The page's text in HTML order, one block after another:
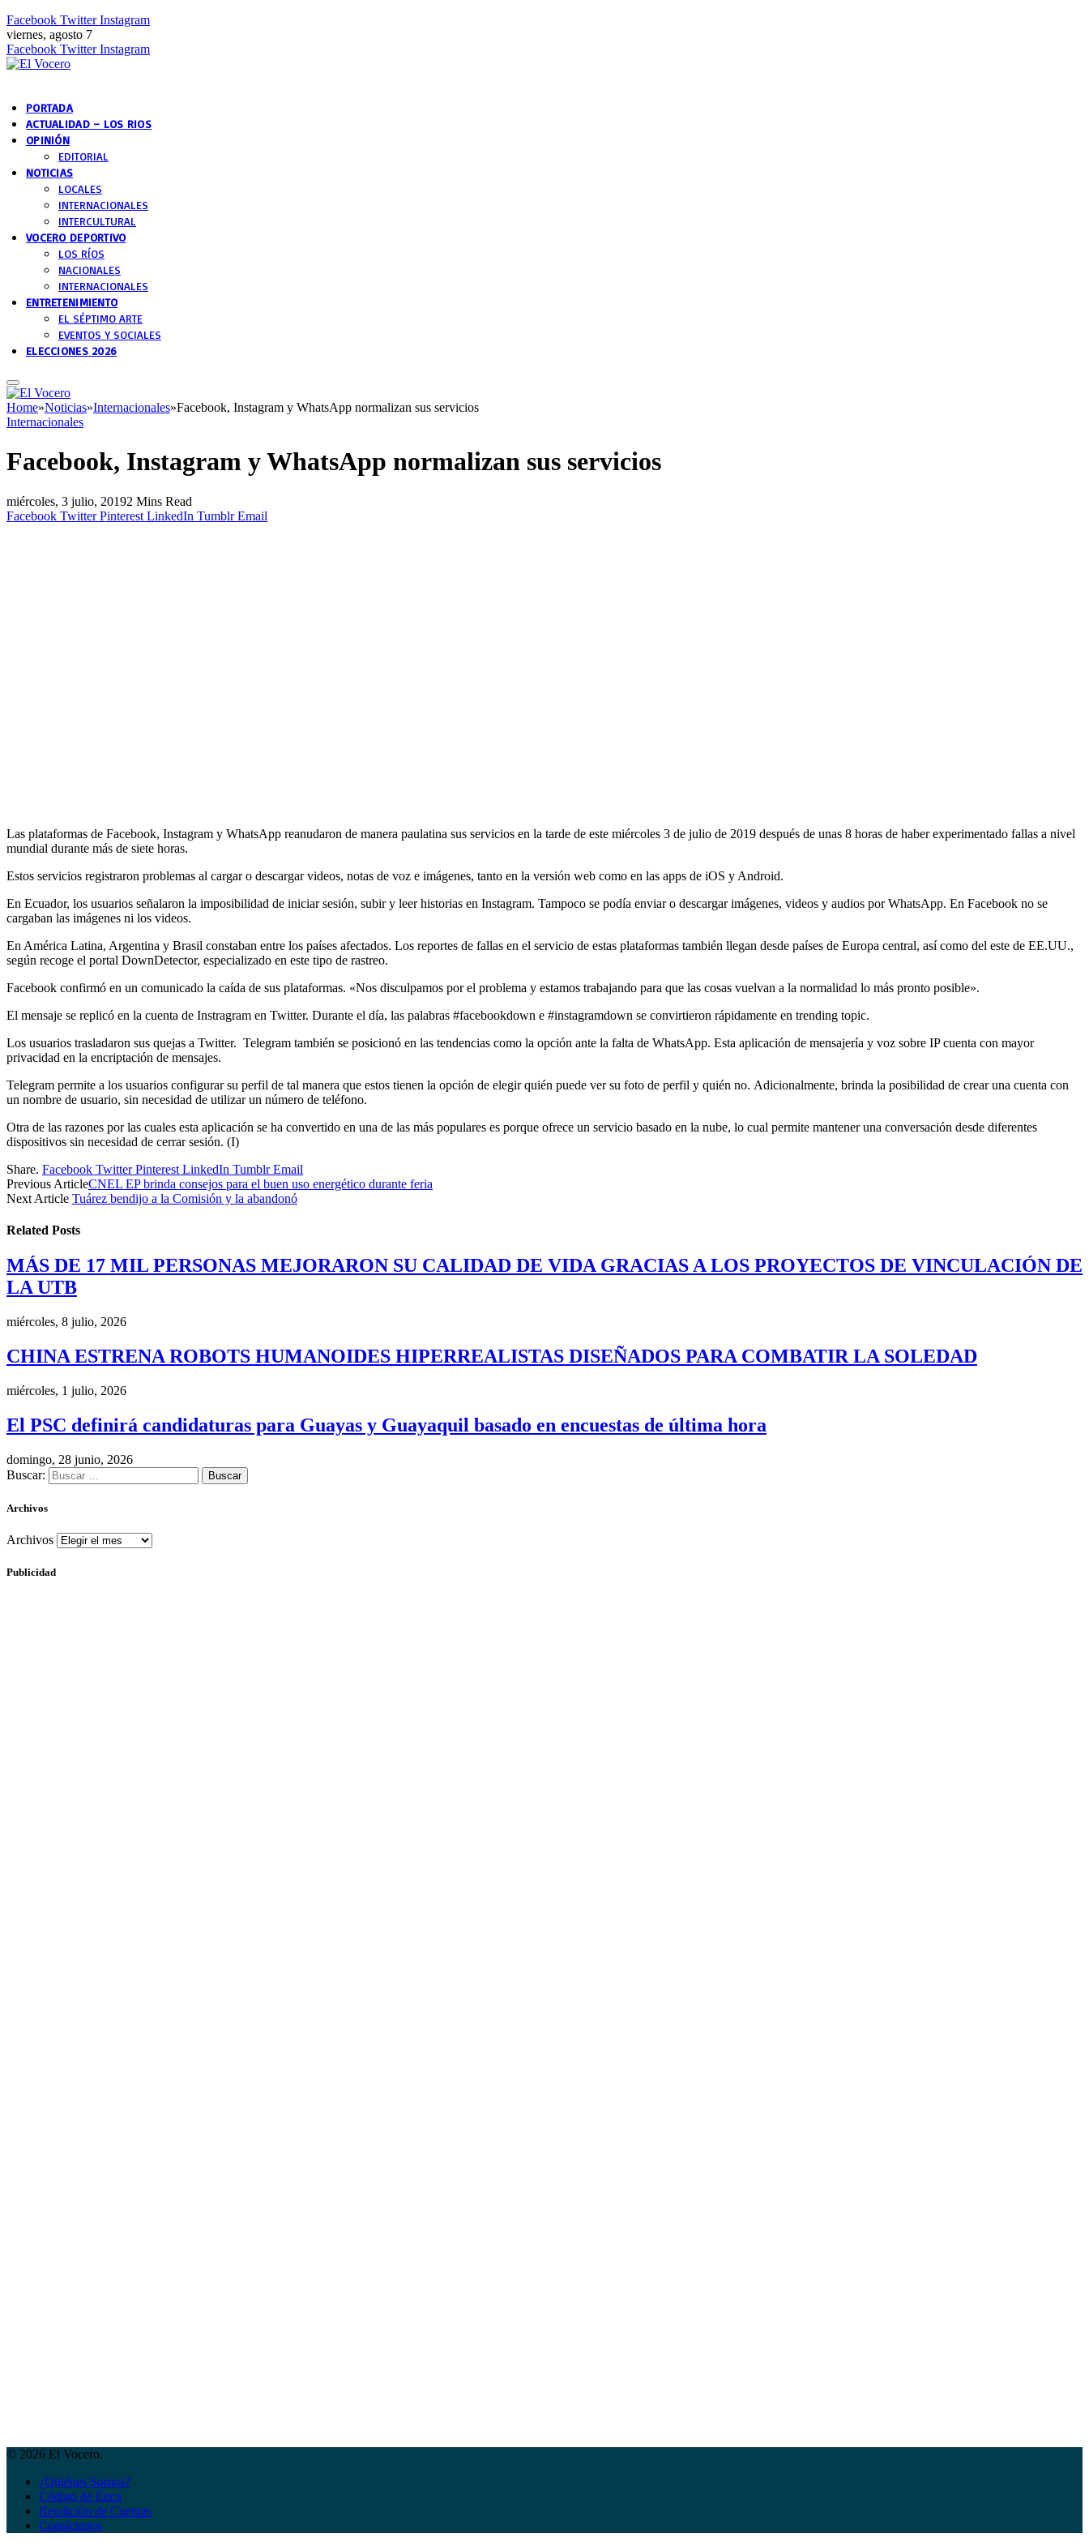
Facebook Twitter Instagram
viernes, agosto 7
Facebook Twitter Instagram
PORTADA
ACTUALIDAD – LOS RIOS
OPINIÓN
EDITORIAL
NOTICIAS
LOCALES
INTERNACIONALES
INTERCULTURAL
VOCERO DEPORTIVO
LOS RÍOS
NACIONALES
INTERNACIONALES
ENTRETENIMIENTO
EL SÉPTIMO ARTE
EVENTOS Y SOCIALES
ELECCIONES 2026
Home»Noticias»Internacionales»Facebook, Instagram y WhatsApp normalizan sus servicios
Internacionales
Facebook, Instagram y WhatsApp normalizan sus servicios
miércoles, 3 julio, 20192 Mins Read
Facebook Twitter Pinterest LinkedIn Tumblr Email
Las plataformas de Facebook, Instagram y WhatsApp reanudaron de manera paulatina sus servicios en la tarde de este miércoles 3 de julio de 2019 después de unas 8 horas de haber experimentado fallas a nivel
mundial durante más de siete horas.
Estos servicios registraron problemas al cargar o descargar videos, notas de voz e imágenes, tanto en la versión web como en las apps de iOS y Android.
En Ecuador, los usuarios señalaron la imposibilidad de iniciar sesión, subir y leer historias en Instagram. Tampoco se podía enviar o descargar imágenes, videos y audios por WhatsApp. En Facebook no se
cargaban las imágenes ni los videos.
En América Latina, Argentina y Brasil constaban entre los países afectados. Los reportes de fallas en el servicio de estas plataformas también llegan desde países de Europa central, así como del este de EE.UU.,
según recoge el portal DownDetector, especializado en este tipo de rastreo.
Facebook confirmó en un comunicado la caída de sus plataformas. «Nos disculpamos por el problema y estamos trabajando para que las cosas vuelvan a la normalidad lo más pronto posible».
El mensaje se replicó en la cuenta de Instragram en Twitter. Durante el día, las palabras #facebookdown e #instagramdown se convirtieron rápidamente en trending topic.
Los usuarios trasladaron sus quejas a Twitter. Telegram también se posicionó en las tendencias como la opción ante la falta de WhatsApp. Esta aplicación de mensajería y voz sobre IP cuenta con mayor
privacidad en la encriptación de mensajes.
Telegram permite a los usuarios configurar su perfil de tal manera que estos tienen la opción de elegir quién puede ver su foto de perfil y quién no. Adicionalmente, brinda la posibilidad de crear una cuenta con
un nombre de usuario, sin necesidad de utilizar un número de teléfono.
Otra de las razones por las cuales esta aplicación se ha convertido en una de las más populares es porque ofrece un servicio basado en la nube, lo cual permite mantener una conversación desde diferentes
dispositivos sin necesidad de cerrar sesión. (I)
Share. Facebook Twitter Pinterest LinkedIn Tumblr Email
Previous ArticleCNEL EP brinda consejos para el buen uso energético durante feria
Next Article Tuárez bendijo a la Comisión y la abandonó
Related Posts
MÁS DE 17 MIL PERSONAS MEJORARON SU CALIDAD DE VIDA GRACIAS A LOS PROYECTOS DE VINCULACIÓN DE
LA UTB
miércoles, 8 julio, 2026
CHINA ESTRENA ROBOTS HUMANOIDES HIPERREALISTAS DISEÑADOS PARA COMBATIR LA SOLEDAD
miércoles, 1 julio, 2026
El PSC definirá candidaturas para Guayas y Guayaquil basado en encuestas de última hora
domingo, 28 junio, 2026
Buscar:
Archivos
Archivos
Publicidad
© 2026 El Vocero.
¿Quiénes Somos?
Código de Ética
Rendición de Cuentas
Contáctanos